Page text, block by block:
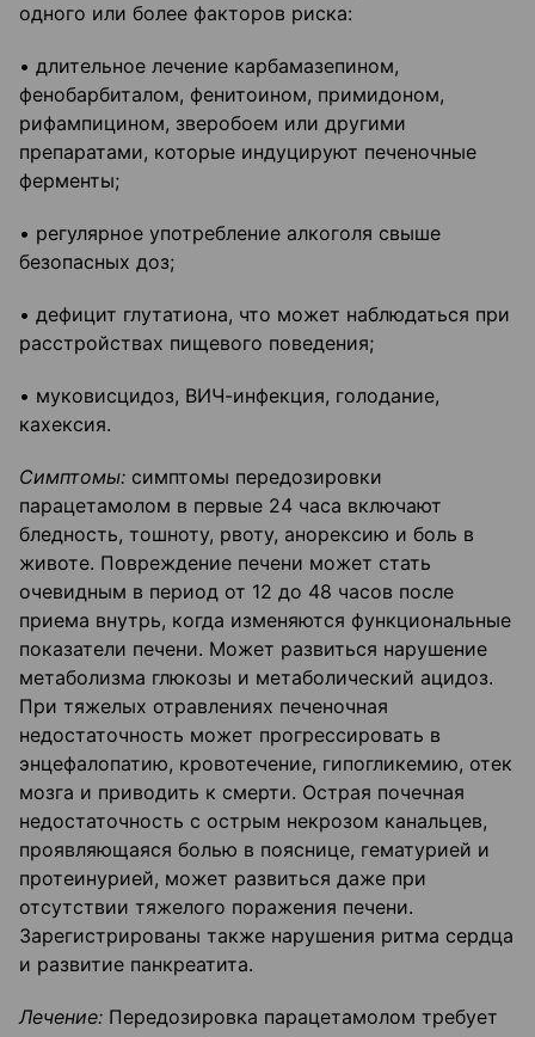
одного или более факторов риска:
• длительное лечение карбамазепином,
фенобарбиталом, фенитоином, примидоном,
рифампицином, зверобоем или другими
препаратами, которые индуцируют печеночные
ферменты;
• регулярное употребление алкоголя свыше
безопасных доз;
• дефицит глутатиона, что может наблюдаться при
расстройствах пищевого поведения;
• муковисцидоз, ВИЧ-инфекция, голодание,
кахексия.
Симптомы: симптомы передозировки
парацетамолом в первые 24 часа включают
бледность, тошноту, рвоту, анорексию и боль в
животе. Повреждение печени может стать
очевидным в период от 12 до 48 часов после
приема внутрь, когда изменяются функциональные
показатели печени. Может развиться нарушение
метаболизма глюкозы и метаболический ацидоз.
При тяжелых отравлениях печеночная
недостаточность может прогрессировать в
энцефалопатию, кровотечение, гипогликемию, отек
мозга и приводить к смерти. Острая почечная
недостаточность с острым некрозом канальцев,
проявляющаяся болью в пояснице, гематурией и
протеинурией, может развиться даже при
отсутствии тяжелого поражения печени.
Зарегистрированы также нарушения ритма сердца
и развитие панкреатита.
Лечение: Передозировка парацетамолом требует